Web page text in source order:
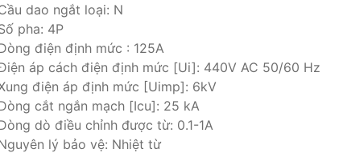
dao ngắt loại: N
pha: 4P
điện định mức : 125A
áp cách điện định mức [Ui]: 440V AC 50/60 Hz
điện áp định mức [Uimp]: 6kV
cắt ngắn mạch [Icu]: 25 kA
dò điều chỉnh được từ: 0.1-1A
lý bảo vệ: Nhiệt từ